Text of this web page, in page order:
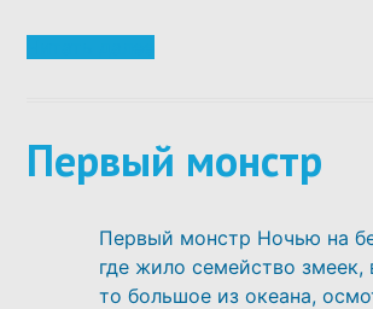
Первый монстр
Первый монстр Ночью на
где жило семейство змеек,
то большое из океана,